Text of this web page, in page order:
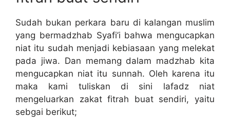
Sudah bukan perkara baru di kalangan muslim
yang bermadzhab Syafi’i bahwa mengucapkan
niat itu sudah menjadi kebiasaan yang melekat
pada jiwa. Dan memang dalam madzhab kita
mengucapkan niat itu sunnah. Oleh karena itu
maka kami tuliskan di sini lafadz niat
mengeluarkan zakat fitrah buat sendiri, yaitu
sebgai berikut;